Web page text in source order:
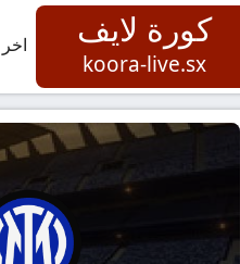
كورة لايف
koora-live.sx
اخر